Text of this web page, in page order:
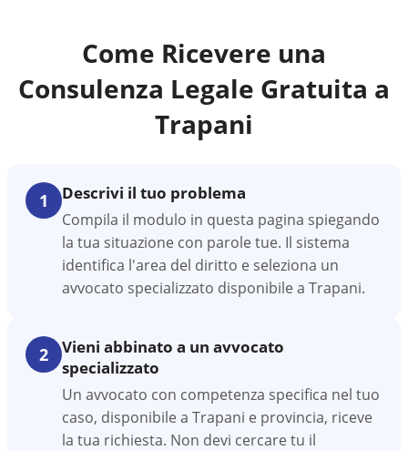
Come Ricevere una
Consulenza Legale Gratuita a
Trapani
1 Descrivi il tuo problema
Compila il modulo in questa pagina spiegando
la tua situazione con parole tue. Il sistema
identifica l'area del diritto e seleziona un
avvocato specializzato disponibile a Trapani.
2
Vieni abbinato a un avvocato
specializzato
Un avvocato con competenza specifica nel tuo
caso, disponibile a Trapani e provincia, riceve
la tua richiesta. Non devi cercare tu il